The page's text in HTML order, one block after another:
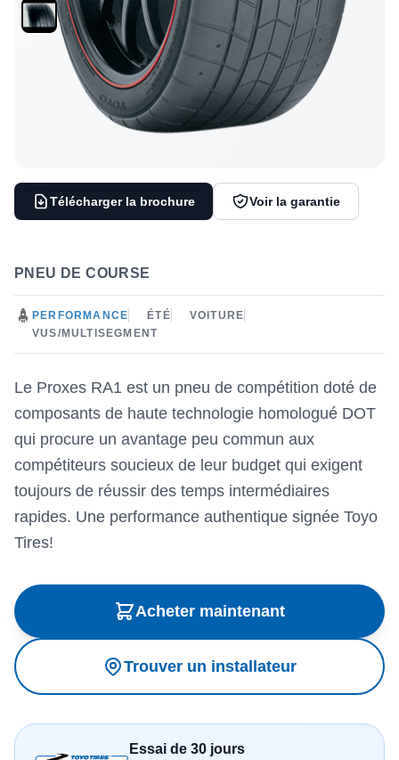
Télécharger la brochure Voir la garantie
PNEU DE COURSE
PERFORMANCE ÉTÉ
VOITURE
VUS/MULTISEGMENT
Le Proxes RA1 est un pneu de compétition doté de
composants de haute technologie homologué DOT
qui procure un avantage peu commun aux
compétiteurs soucieux de leur budget qui exigent
toujours de réussir des temps intermédiaires
rapides. Une performance authentique signée Toyo
Tires!
Acheter maintenant
Trouver un installateur
Essai de 30 jours